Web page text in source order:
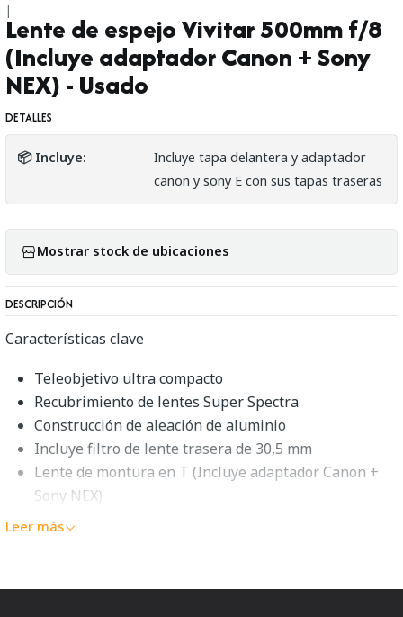
|
Lente de espejo Vivitar 500mm f/8
(Incluye adaptador Canon + Sony
NEX) - Usado
DETALLES
📦 Incluye:
Incluye tapa delantera y adaptador
canon y sony E con sus tapas traseras
Mostrar stock de ubicaciones
DESCRIPCIÓN
Características clave
Teleobjetivo ultra compacto
Recubrimiento de lentes Super Spectra
Construcción de aleación de aluminio
Incluye filtro de lente trasera de 30,5 mm
Lente de montura en T (Incluye adaptador Canon +
Sony NEX)
Enfoque manual
general
Leer más